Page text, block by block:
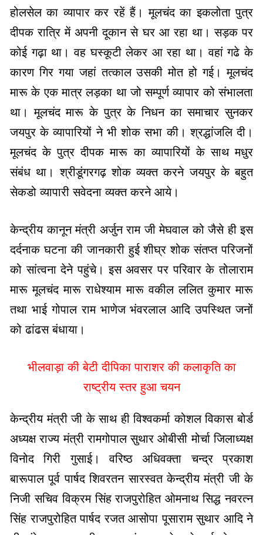
होलसेल का व्यापार कर रहें हैं। मूलचंद का इकलोता पुत्र
दीपक रात्रि में अपनी दूकान से घर आ रहा था। सड़क पर
कोई गढ़ा था। वह घस्कूटी लेकर आ रहा था। वहां गढे के
कारण गिर गया जहां तत्काल उसकी मोत हो गई। मूलचंद
मारू के एक मात्र लड़का था जो सम्पूर्ण व्यापार को संभालता
था। मूलचंद मारू के पुत्र के निधन का समाचार सुनकर
जयपुर के व्यापारियों ने भी शोक सभा की। श्रद्धांजलि दी।
मूलचंद के पुत्र दीपक मारू का व्यापारियों के साथ मधुर
संबंध था। श्रीडूंगरगढ़ शोक व्यक्त करने जयपुर के बहुत
सेकडो व्यापारी सवेदना व्यक्त करने आये।
केन्द्रीय कानून मंत्री अर्जुन राम जी मेघवाल को जैसे ही इस
दर्दनाक घटना की जानकारी हुई शीघ्र शोक संतप्त परिजनों
को सांत्वना देने पहुंचे। इस अवसर पर परिवार के तोलाराम
मारू मूलचंद मारू राधेश्याम मारू वकील ललित कुमार मारू
तथा भाई गोपाल राम भाणेज भंवरलाल आदि उपस्थित जनों
को ढांढस बंधाया।
भीलवाड़ा की बेटी दीपिका पाराशर की कलाकृति का
राष्ट्रीय स्तर हुआ चयन
केन्द्रीय मंत्री जी के साथ ही विश्वकर्मा कोशलविकास बोर्ड
अध्यक्ष राज्य मंत्री रामगोपाल सुथार ओबीसी मोर्चा जिलाध्यक्ष
विनोद गिरी गुसाई। वरिष्ठ अधिवक्ता चन्द्र प्रकाश
बारूपाल पूर्व पार्षद शिवरतन सारस्वत केन्द्रीय मंत्री जी के
निजी सचिव विक्रम सिंह राजपुरोहित ओमनाथ सिद्ध नवरत्न
सिंह राजपुरोहित पार्षद रजत आसोपा पूसाराम सुथार आदि ने